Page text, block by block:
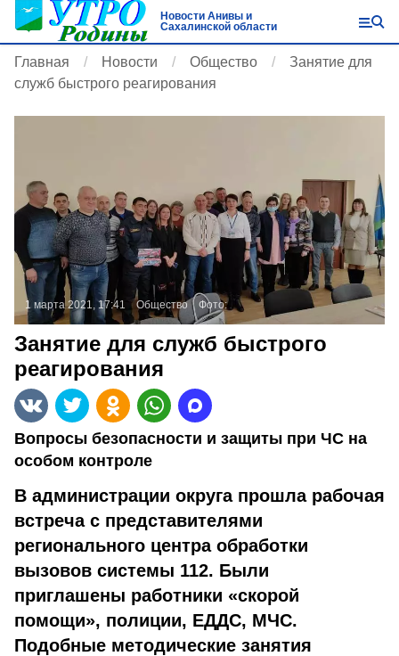
Новости Анивы и
Сахалинской области
Главная Новости Общество
Занятие для
служб быстрого реагирования
1 марта 2021, 17:41 Общество Фото:
Занятие для служб быстрого
реагирования
Вопросы безопасности и защиты при ЧС на
особом контроле
В администрации округа прошла рабочая
встреча с представителями
регионального центра обработки
вызовов системы 112. Были
приглашены работники «скорой
помощи», полиции, ЕДДС, МЧС.
Подобные методические занятия